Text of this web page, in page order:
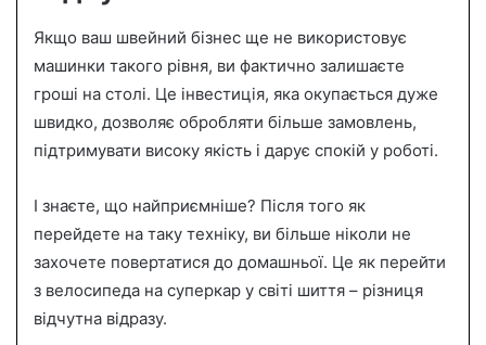
Якщо ваш швейний бізнес ще не використовує
машинки такого рівня, ви фактично залишаєте
гроші на столі. Це інвестиція, яка окупається дуже
швидко, дозволяє обробляти більше замовлень,
підтримувати високу якість і дарує спокій у роботі.
І знаєте, що найприємніше? Після того як
перейдете на таку техніку, ви більше ніколи не
захочете повертатися до домашньої. Це як перейти
з велосипеда на суперкар у світі шиття – різниця
відчутна відразу.